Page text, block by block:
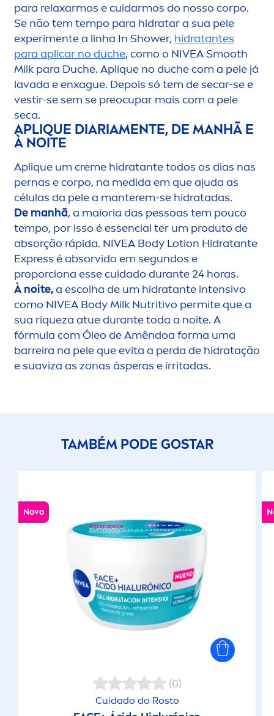
para relaxarmos e cuidarmos do nosso corpo.
Se não tem tempo para hidratar a sua pele
experimente a linha In Shower, hidratantes
para aplicar no duche, como o NIVEASmooth
Milk para Duche. Aplique no duche com a pele já
lavada e enxague. Depois só tem de secar-se e
vestir-se sem se preocupar mais com a pele
seca.
APLIQUE DIARIAMENTE, DE MANHÃ E
À NOITE
Aplique um creme hidratante todos os dias nas
pernas e corpo, na medida em que ajuda as
células da pele a manterem-se hidratadas.
De manhã, a maioria das pessoas tem pouco
tempo, por isso é essencial ter um produto de
absorção rápida. NIVEA Body Lotion Hidratante
Express é absorvido em segundos e
proporciona esse cuidado durante 24 horas.
À noite,a escolha de um hidratante intensivo
como NIVEA Body Milk Nutritivo permite que a
sua riqueza atue durante toda a noite. A
fórmula com Óleo de Amêndoa forma uma
barreira na pele que evita a perda de hidratação
e suaviza as zonas ásperas e irritadas.
TAMBÉM PODE GOSTAR
Novo
(0)
Cuidado do Rosto